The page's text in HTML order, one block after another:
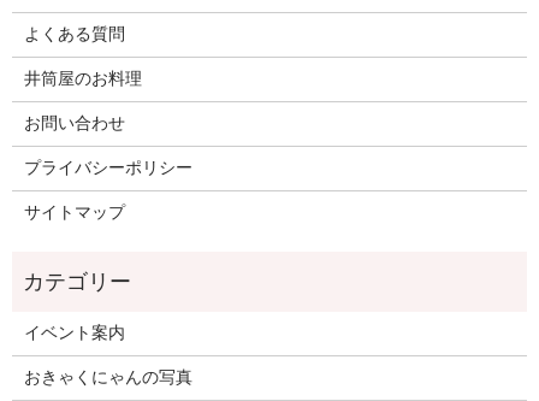
よくある質問
井筒屋のお料理
お問い合わせ
プライバシーポリシー
サイトマップ
イベント案内
おきゃくにゃんの写真